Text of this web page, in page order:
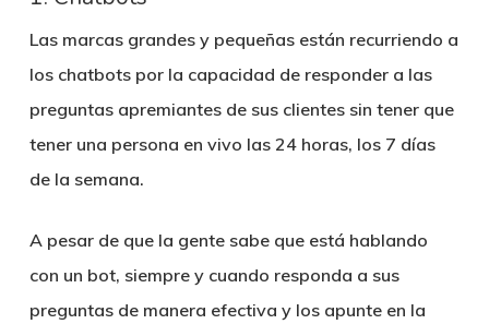
Las marcas grandes y pequeñas están recurriendo a
los chatbots por la capacidad de responder a las
preguntas apremiantes de sus clientes sin tener que
tener una persona en vivo las 24 horas, los 7 días
de la semana.
A pesar de que la gente sabe que está hablando
con un bot, siempre y cuando responda a sus
preguntas de manera efectiva y los apunte en la